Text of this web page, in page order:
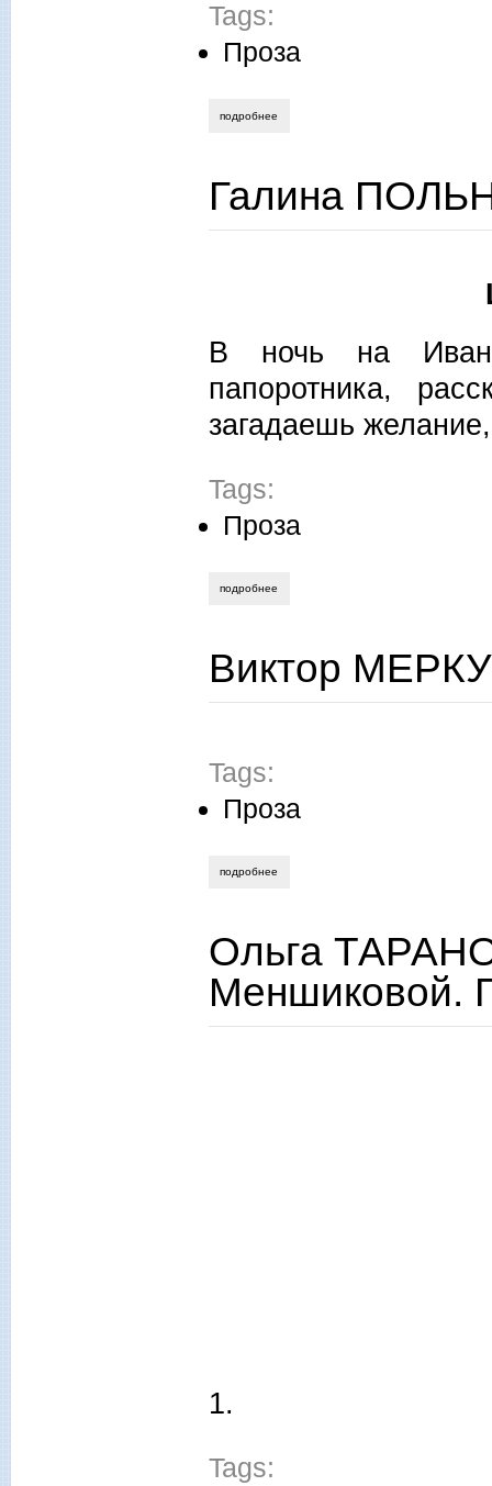
Tags:
Проза
подробнее
Галина
В ночь на
папоротника,
загадаешь
Tags:
Проза
подробнее
Виктор
Tags:
Проза
подробнее
Ольга
Меншиковой.
1.
Tags: